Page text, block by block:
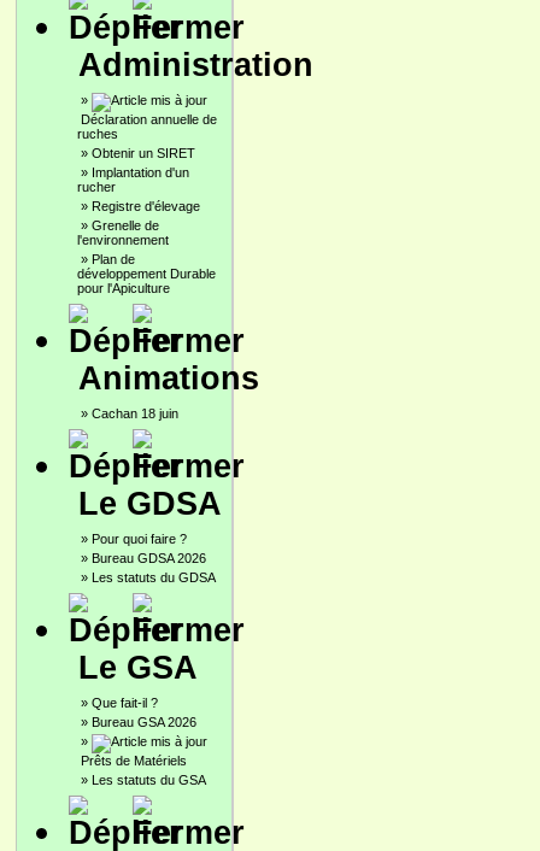
Administration
»
Déclaration annuelle de
ruches
» Obtenir un SIRET
» Implantation d'un
rucher
» Registre d'élevage
» Grenelle de
l'environnement
» Plan de
développement Durable
pour l'Apiculture
Animations
» Cachan 18 juin
Le GDSA
» Pour quoi faire ?
» Bureau GDSA 2026
» Les statuts du GDSA
Le GSA
» Que fait-il ?
» Bureau GSA 2026
»
Prêts de Matériels
» Les statuts du GSA